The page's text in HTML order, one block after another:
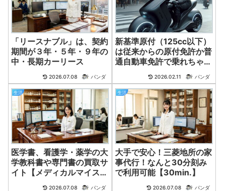
「リースナブル」は、契約
期間が３年・５年・９年の
中・長期カーリース
2026.07.08 パンダ
新基準原付（125cc以下）
は従来からの原付免許か普
通自動車免許で乗れちゃ
2026.02.11 パンダ
生活
医学書、看護学・薬学の大
学教科書や専門書の買取サ
イト【メディカルマイスタ
2026.07.08 パンダ
生活
大手で安心！三菱地所の家
事代行！なんと30分刻み
で利用可能【30min.】
2026.07.08 パンダ